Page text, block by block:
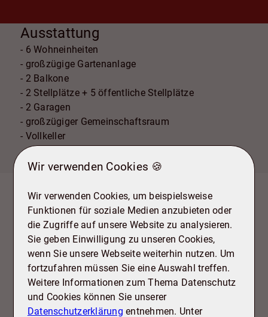
Ausstattung
- 6 Wohneinheiten
- großzügige Gartenanlage
- 2 Balkone
- 2 Stellplätze + 5 öffentliche Stellplätze
- 2 Garagen
- großzügiger Gemeinschaftsraum
- Vollkeller
Lage
Das Mehrfamilienhaus befindet sich in Haverlah,
einem ruhigen Stadtteil im Osten von Salzgitter.
Haverlah zeichnet sich durch eine
familienfreundliche Umgebung aus, die von viel
Grün und kleinen Parks geprägt ist. In unmittelbarer
Nähe der Immobilie finden sich kleine Geschäfte,
Wir verwenden Cookies 🍪
Wir verwenden Cookies, um beispielsweise
Funktionen für soziale Medien anzubieten oder
die Zugriffe auf unsere Website zu analysieren.
Sie geben Einwilligung zu unseren Cookies,
wenn Sie unsere Webseite weiterhin nutzen. Um
fortzufahren müssen Sie eine Auswahl treffen.
Weitere Informationen zum Thema Datenschutz
und Cookies können Sie unserer
Datenschutzerklärung entnehmen. Unter